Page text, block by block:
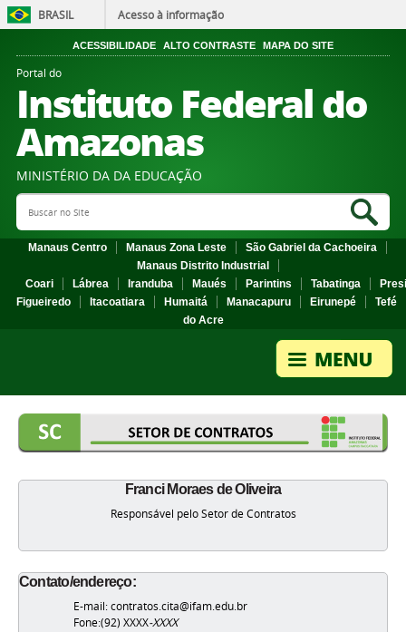
BRASIL Acesso à informação
ACESSIBILIDADE ALTO CONTRASTE MAPA DO SITE
Portal do
Instituto Federal do
Amazonas
MINISTÉRIO DA DA EDUCAÇÃO
Search Site
Manaus Centro Manaus Zona Leste
São Gabriel da Cachoeira
Manaus Distrito Industrial
Coari
Lábrea Iranduba Maués Parintins Tabatinga
Figueiredo
Itacoatiara Humaitá Manacapuru Eirunepé
Tefé
do Acre
Franci Moraes de Oliveira
Responsável pelo Setor de Contratos
Contato/endereço:
E-mail: contratos.cita@ifam.edu.br
Fone:(92) XXXX-XXXX